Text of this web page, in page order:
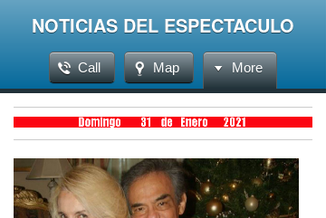
NOTICIAS DEL ESPECTACULO
Call Map More